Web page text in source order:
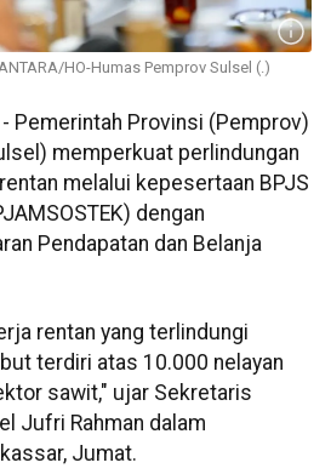
HO-Humas Pemprov Sulsel (.)
Pemerintah Provinsi (Pemprov)
memperkuat perlindungan
melalui kepesertaan BPJS
dengan
Pendapatan dan Belanja
rentan yang terlindungi
terdiri atas 10.000 nelayan
sawit," ujar Sekretaris
Jufri Rahman dalam
Jumat.